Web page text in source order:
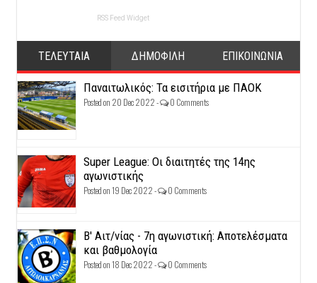
RSS Feed Widget
ΤΕΛΕΥΤΑΙΑ ΔΗΜΟΦΙΛΗ ΕΠΙΚΟΙΝΩΝΙΑ
Παναιτωλικός: Τα εισιτήρια με ΠΑΟΚ
Posted on 20 Dec 2022 - 0 Comments
Super League: Οι διαιτητές της 14ης
αγωνιστικής
Posted on 19 Dec 2022 - 0 Comments
Β' Αιτ/νίας - 7η αγωνιστική: Αποτελέσματα
και βαθμολογία
Posted on 18 Dec 2022 - 0 Comments